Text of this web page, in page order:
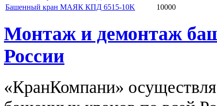
Башенный кран МАЯК КПД 6515-10K
10000
Монтаж и демонтаж
России
«КранКомпани»